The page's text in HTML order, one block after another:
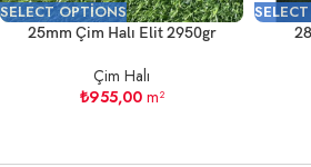
SELECT OPTIONS
25mm Çim Halı Elit 2950gr
Çim Halı
₺955,00m²